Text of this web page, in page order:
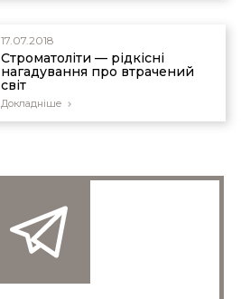
17.07.2018
Строматоліти — рідкісні
нагадування про втрачений
світ
Докладніше